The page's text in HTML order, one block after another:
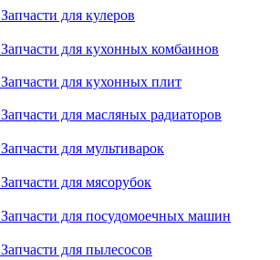
Запчасти для кулеров
Запчасти для кухонных комбаинов
Запчасти для кухонных плит
Запчасти для масляных радиаторов
Запчасти для мультиварок
Запчасти для мясорубок
Запчасти для посудомоечных машин
Запчасти для пылесосов